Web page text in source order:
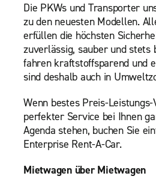
Die PKWs und Transporter
zu den neuesten Modellen.
erfüllen die höchsten
zuverlässig, sauber und stets
fahren kraftstoffsparend und
sind deshalb auch in
Wenn bestes Preis-
perfekter Service bei Ihnen
Agenda stehen, buchen Sie
Enterprise Rent-A-Car.
Mietwagen über Mietwagen